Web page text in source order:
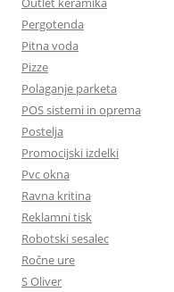
Pergotenda
Pitna voda
Pizze
Polaganje parketa
POS sistemi in oprema
Postelja
Promocijski izdelki
Pvc okna
Ravna kritina
Reklamni tisk
Robotski sesalec
Ročne ure
S Oliver